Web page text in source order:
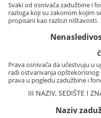
Svaki od osnivača zadužbine i
razloga koji su zakonom kojim
propisani kao razlozi ništavosti.
Prava osnivača da učestvuju u
radi ostvarivanja
prava u pogledu zadužbine i
III NAZIV, SEDIŠTE I
Naziv